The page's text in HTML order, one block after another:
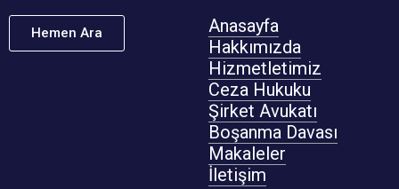
Hemen Ara
Anasayfa
Hakkımızda
Hizmetletimiz
Ceza Hukuku
Şirket Avukatı
Boşanma Davası
Makaleler
İletişim